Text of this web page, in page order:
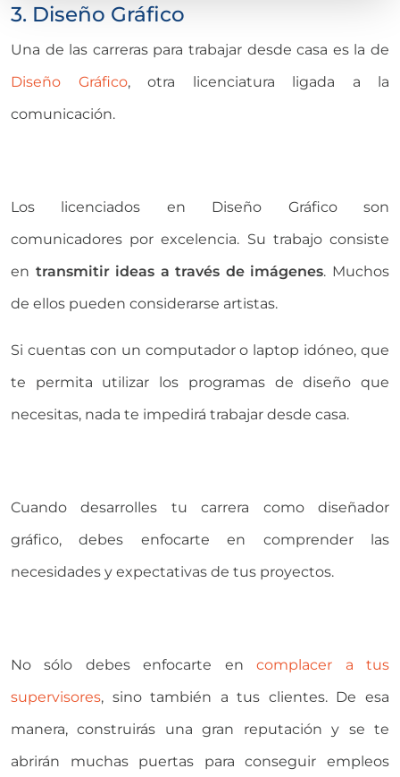
3. Diseño Gráfico
Una de las carreras para trabajar desde casa es la de
Diseño Gráfico, otra licenciatura ligada a la
comunicación.
Los licenciados en Diseño Gráfico son
comunicadores por excelencia. Su trabajo consiste
en transmitir ideas a través de imágenes. Muchos
de ellos pueden considerarse artistas.
Si cuentas con un computador o laptop idóneo, que
te permita utilizar los programas de diseño que
necesitas, nada te impedirá trabajar desde casa.
Cuando desarrolles tu carrera como diseñador
gráfico, debes enfocarte en comprender las
necesidades y expectativas de tus proyectos.
No sólo debes enfocarte encomplacer a tus
supervisores, sino también a tus clientes. De esa
manera, construirás una gran reputación y se te
abrirán muchas puertas para conseguir empleos